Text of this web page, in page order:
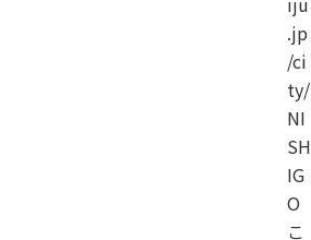
.jp
/ci
ty/
NI
SH
IG
O
こ